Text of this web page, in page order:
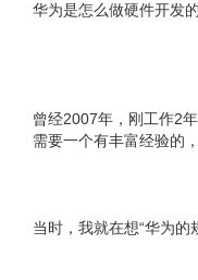
华为是怎么做硬件开发
曾经2007年，刚工作2
需要一个有丰富经验的
当时，我就在想“华为